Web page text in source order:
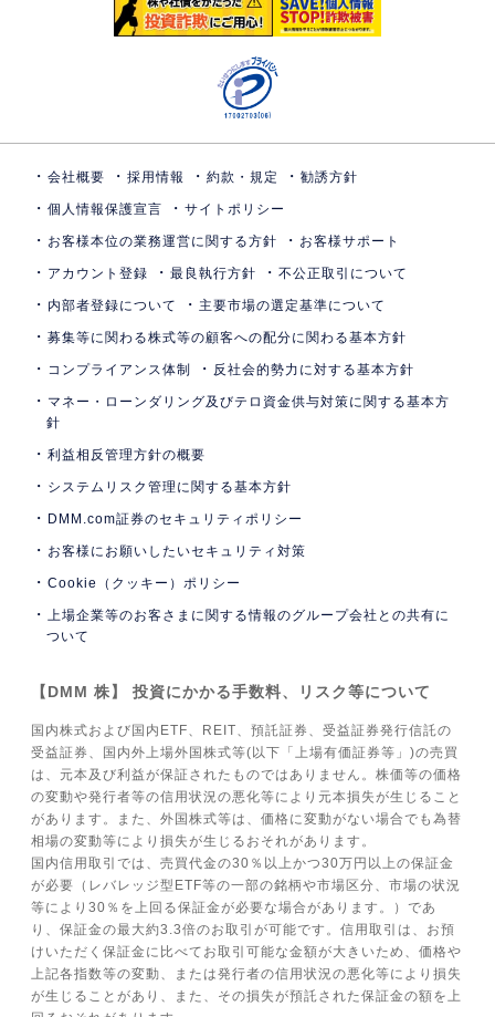
会社概要 採用情報 約款・規定 勧誘方針
個人情報保護宣言 サイトポリシー
お客様本位の業務運営に関する方針 お客様サポート
アカウント登録 最良執行方針 不公正取引について
内部者登録について 主要市場の選定基準について
募集等に関わる株式等の顧客への配分に関わる基本方針
コンプライアンス体制 反社会的勢力に対する基本方針
マネー・ローンダリング及びテロ資金供与対策に関する基本方
針
利益相反管理方針の概要
システムリスク管理に関する基本方針
DMM.com証券のセキュリティポリシー
お客様にお願いしたいセキュリティ対策
Cookie（クッキー）ポリシー
上場企業等のお客さまに関する情報のグループ会社との共有に
ついて
【DMM 株】 投資にかかる手数料、リスク等について
国内株式および国内ETF、REIT、預託証券、受益証券発行信託の
受益証券、国内外上場外国株式等(以下「上場有価証券等」)の売買
は、元本及び利益が保証されたものではありません。株価等の価格
の変動や発行者等の信用状況の悪化等により元本損失が生じること
があります。また、外国株式等は、価格に変動がない場合でも為替
相場の変動等により損失が生じるおそれがあります。
国内信用取引では、売買代金の30％以上かつ30万円以上の保証金
が必要（レバレッジ型ETF等の一部の銘柄や市場区分、市場の状況
等により30％を上回る保証金が必要な場合があります。）であ
り、保証金の最大約3.3倍のお取引が可能です。信用取引は、お預
けいただく保証金に比べてお取引可能な金額が大きいため、価格や
上記各指数等の変動、または発行者の信用状況の悪化等により損失
が生じることがあり、また、その損失が預託された保証金の額を上